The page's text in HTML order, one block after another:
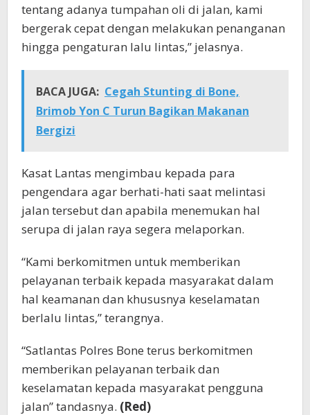
tentang adanya tumpahan oli di jalan, kami
bergerak cepat dengan melakukan penanganan
hingga pengaturan lalu lintas,” jelasnya.
BACA JUGA: Cegah Stunting di Bone,
Brimob Yon C Turun Bagikan Makanan
Bergizi
Kasat Lantas mengimbau kepada para
pengendara agar berhati-hati saat melintasi
jalan tersebut dan apabila menemukan hal
serupa di jalan raya segera melaporkan.
“Kami berkomitmen untuk memberikan
pelayanan terbaik kepada masyarakat dalam
hal keamanan dan khususnya keselamatan
berlalu lintas,” terangnya.
“Satlantas Polres Bone terus berkomitmen
memberikan pelayanan terbaik dan
keselamatan kepada masyarakat pengguna
jalan” tandasnya. (Red)